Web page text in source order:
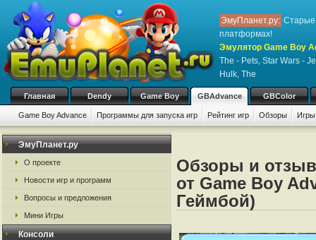
ЭмуПланет.ру: Старые
платформах!
Эмулятор Game Boy
The - Pets, Star Wars -
Hulk, The
Главная Dendy Game Boy GBAdvance GBColor
Game Boy Advance Программы для запуска игр Рейтинг игр Обзоры
ЭмуПланет.ру
О проекте
Новости игр и программ
Вопросы и предложения
Мини Игры
Консоли
Обзоры и
от Game Boy
Геймбой)